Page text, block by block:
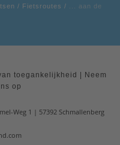
/ Fietsroutes /
... aan de
toegankelijkheid
Neem
op
Weg 1 57392 Schmallenberg